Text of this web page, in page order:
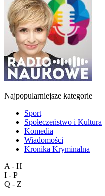
Najpopularniejsze kategorie
Sport
Społeczeństwo i Kultura
Komedia
Wiadomości
Kronika Kryminalna
A - H
I - P
Q - Z